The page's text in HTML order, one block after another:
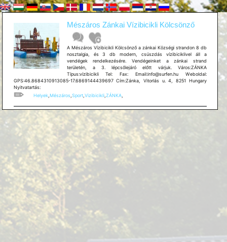
Mészáros Zánkai Vízibicikli Kölcsönző
A Mészáros Vízibicikli Kölcsönző a zánkai Községi strandon 8 db
nosztalgia, és 3 db modern, csúszdás vízibiciklivel áll a
vendégek rendelkezésére. Vendégeinket a zánkai strand
területén, a 3. lépcsőlejáró előtt várjuk. Város:ZÁNKA
Típus:vízibicikli Tel: Fax: Email:info@surfen.hu Weboldal:
GPS:46.8684310913085-17.6869144439697 Cím:Zánka, Vitorlás u. 4, 8251 Hungary
Nyitvatartás:
Helyek,Mészáros,Sport,Vizibicikli,ZÁNKA,